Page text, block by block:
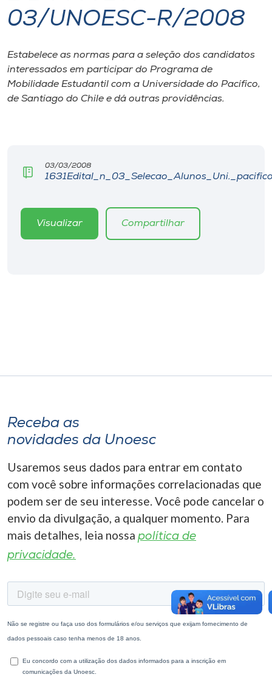
I.nova
Diplomados
Cultura
Biblioteca
Editora
Rádio
A-
03/UNOESC-R/2008
Estabelece as normas para a seleção dos candidatos
interessados em participar do Programa de
Mobilidade Estudantil com a Universidade do Pacífico,
de Santiago do Chile e dá outras providências.
03/03/2008
Visualizar Compartilhar
Receba as
novidades da Unoesc
Usaremos seus dados para entrar em contato
com você sobre informações correlacionadas que
podem ser de seu interesse. Você pode cancelar o
envio da divulgação, a qualquer momento. Para
mais detalhes, leia nossa política de
privacidade.